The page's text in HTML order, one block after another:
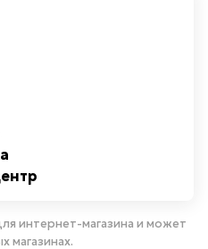
интернет-магазина и может
магазинах.